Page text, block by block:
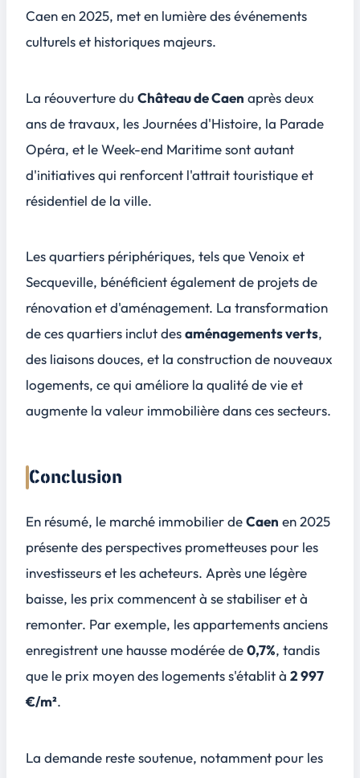
Caenen 2025, met en lumière des événements
culturels et historiques majeurs.
La réouverture du Château de Caen après deux
ans de travaux, les Journées d'Histoire, la Parade
Opéra, et le Week-end Maritime sont autant
d'initiatives qui renforcent l'attraittouristiqueet
résidentiel de la ville.
Les quartiers périphériques, tels que Venoix et
Secqueville, bénéficient également de projets de
rénovation et d'aménagement. La transformation
de ces quartiers inclut desaménagements verts,
des liaisons douces, et la construction de nouveaux
logements, ce qui améliore la qualité de vieet
augmente la valeur immobilière dans ces secteurs.
Conclusion
En résumé, le marché immobilier deCaen en 2025
présente des perspectives prometteuses pour les
investisseurs et les acheteurs. Après une légère
baisse, les prix commencent à se stabiliser et à
remonter. Par exemple, les appartements anciens
enregistrent une hausse modérée de0,7%, tandis
que le prix moyen des logements s'établit à 2 997
€/m².
La demande reste soutenue, notamment pour les